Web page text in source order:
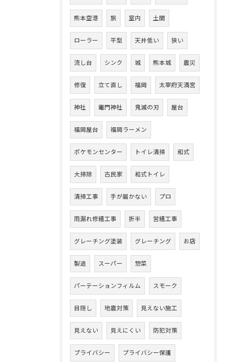
熊本空港 旅 室内 土間
ローラー 平型 天井低い 狭い
流し台 シンク 城 熊本城 震災
修復 立て直し 福岡 太宰府天満宮
神社 竈門神社 鬼滅の刃 屋台
福岡屋台 福岡ラーメン
ポケモンセンター トイレ清掃 和式
大掃除 古民家 和式トイレ
清掃工事 手が届かない プロ
雨漏れ修繕工事 折半 営繕工事
グレーチング塗装 グレーチング お店
製造 スーパー 惣菜
パーテーションフィルム スモーク
目隠し 地震対策 見えない施工
見えない 見えにくい 防犯対策
プライバシー プライバシー保護